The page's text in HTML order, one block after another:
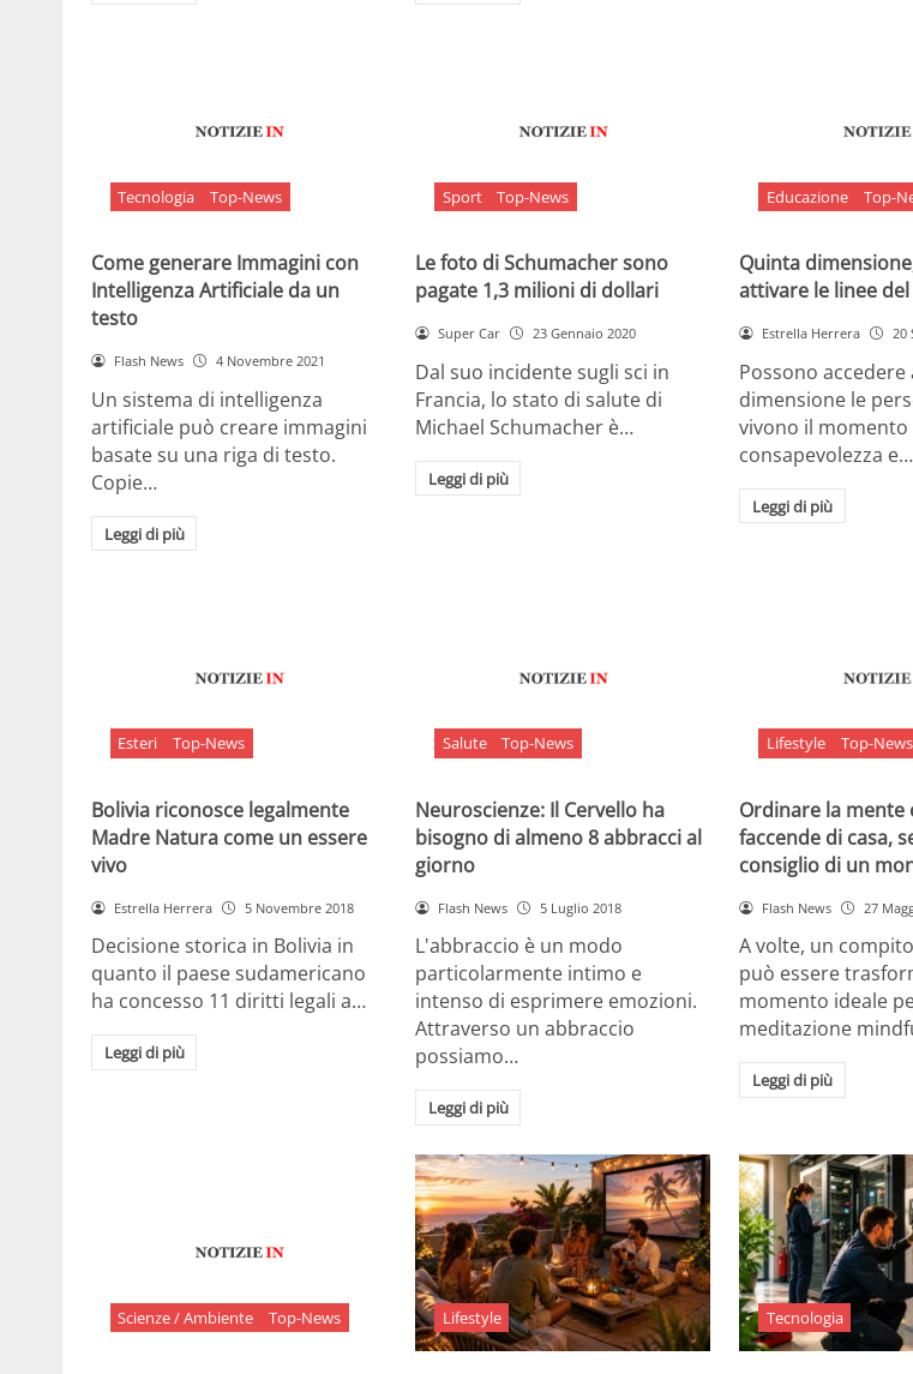
Tecnologia Top-News
Come generare Immagini con
Intelligenza Artificiale da un
testo
Flash News 4 Novembre 2021
Un sistema di intelligenza
artificiale può creare immagini
basate su una riga di testo.
Copie…
Leggi di più
Sport Top-News
Le foto di Schumacher sono
pagate 1,3 milioni di dollari
Super Car 23 Gennaio 2020
Dal suo incidente sugli sci in
Francia, lo stato di salute di
Michael Schumacher è…
Leggi di più
Educazione Top-
Quinta
attivare le linee
Estrella Herrera 20
Possono
dimensione le
vivono il
consapevolezza e…
Leggi di più
Esteri Top-News
Bolivia riconosce legalmente
Madre Natura come un essere
vivo
Estrella Herrera 5 Novembre 2018
Decisione storica in Bolivia in
quanto il paese sudamericano
ha concesso 11 diritti legali a…
Leggi di più
Salute Top-News
Neuroscienze: Il Cervello ha
bisogno di almeno 8 abbracci al
giorno
Flash News 5 Luglio 2018
L'abbraccio è un modo
particolarmente intimo e
intenso di esprimere emozioni.
Attraverso un abbraccio
possiamo…
Leggi di più
Lifestyle Top-News
Ordinare la mente
faccende di casa,
consiglio di un
Flash News 27
A volte, un
può essere
momento ideale
meditazione
Leggi di più
Scienze / Ambiente Top-News Lifestyle Tecnologia